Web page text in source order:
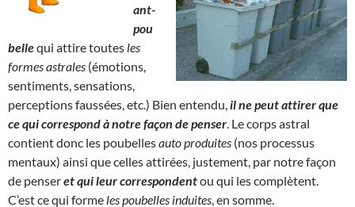
ant-
pou
bellequi attire toutes les
formes astrales (émotions,
sentiments, sensations,
perceptions faussées, etc.) Bien entendu, il ne peut attirer que
ce qui correspond à notre façon de penser . Le corps astral
contient donc les poubellesauto produites (nos processus
mentaux) ainsi que celles attirées, justement, par notre façon
de penseret quileur correspondentou qui les complètent.
C’est ce qui forme les poubelles induites , en somme.